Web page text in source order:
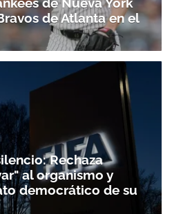
de Atlanta en el
Rechaza
al organismo y
democrático de su